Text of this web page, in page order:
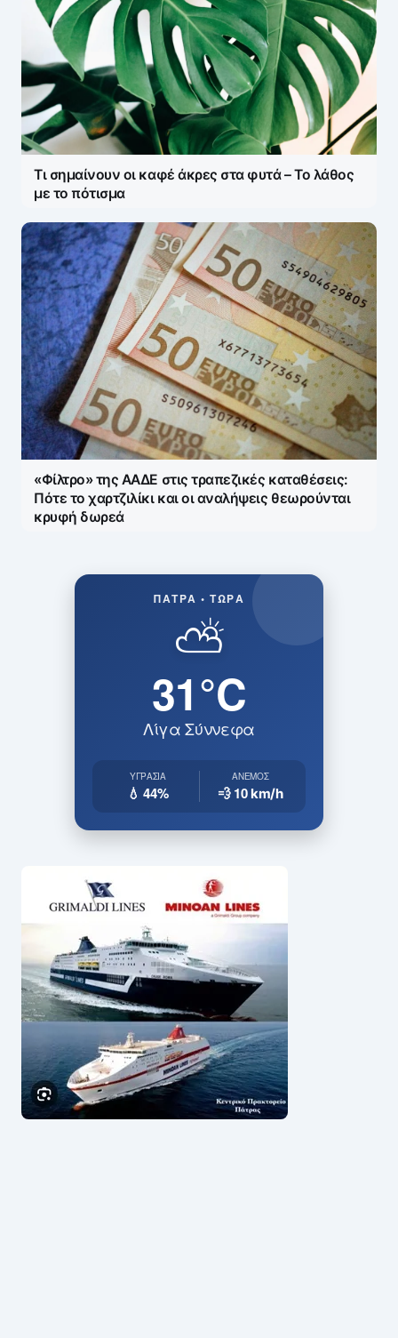
Τι σημαίνουν οι καφέ άκρες στα φυτά – Το λάθος
με το πότισμα
«Φίλτρο» της ΑΑΔΕ στις τραπεζικές καταθέσεις:
Πότε το χαρτζιλίκι και οι αναλήψεις θεωρούνται
κρυφή δωρεά
ΠΆΤΡΑ • ΤΏΡΑ
⛅
31°C
Λίγα Σύννεφα
ΥΓΡΑΣΊΑ
💧 44%
ΆΝΕΜΟΣ
💨 10km/h